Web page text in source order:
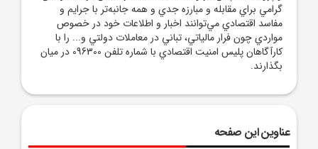
گرامي براي مقابله و مبارزه جدي و همه جانبه‌تر با جرايم و
مفاسد اقتصادي مي‌توانند اخبار و اطلاعات خود در خصوص
مواردي چون فرار مالياتي، تباني در معاملات دولتي و... را با
کارآگاهان پليس امنيت اقتصادي با شماره تلفن 096300 در ميان
بگذارند.
عناوین این صفحه